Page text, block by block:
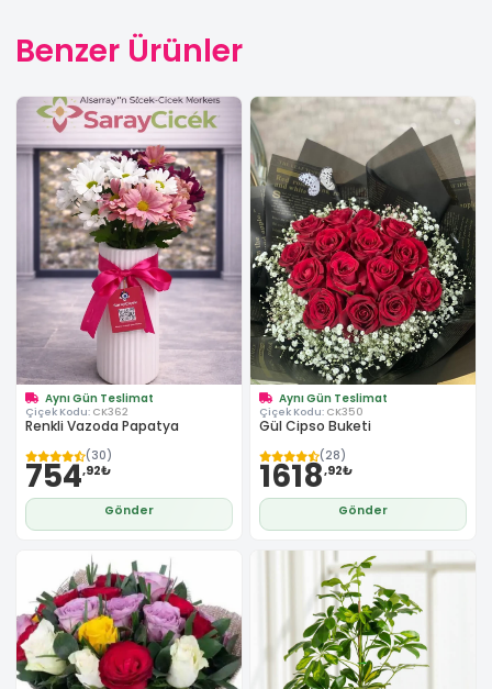
Benzer Ürünler
Aynı Gün Teslimat
Çiçek Kodu: CK362
Renkli Vazoda Papatya
(30)
754,92₺
Gönder
Aynı Gün Teslimat
Çiçek Kodu: CK350
Gül Cipso Buketi
(28)
1618,92₺
Gönder